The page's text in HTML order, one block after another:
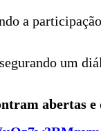
a
um
abertas